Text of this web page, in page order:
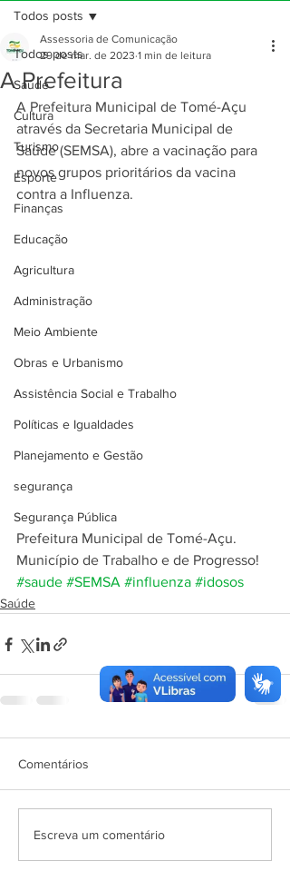
Todos posts
Saúde
Cultura
Turismo
Esporte
Finanças
Educação
Agricultura
Administração
Meio Ambiente
Obras e Urbanismo
Assistência Social e Trabalho
Políticas e Igualdades
Planejamento e Gestão
segurança
Segurança Pública
Todos posts
A Prefeitura
Assessoria de Comunicação
29 de mar. de 2023 1 min de leitura
A Prefeitura Municipal de Tomé-Açu
através da Secretaria Municipal de
Saúde (SEMSA), abre a vacinação para
novos grupos prioritários da vacina
contra a Influenza.
Prefeitura Municipal de Tomé-Açu.
Município de Trabalho e de Progresso!
#saude #SEMSA #influenza #idosos
Saúde
Comentários
Escreva um comentário